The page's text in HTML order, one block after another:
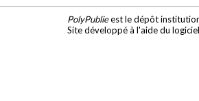
PolyPublieest le dépôt
Site développé à l'aide du